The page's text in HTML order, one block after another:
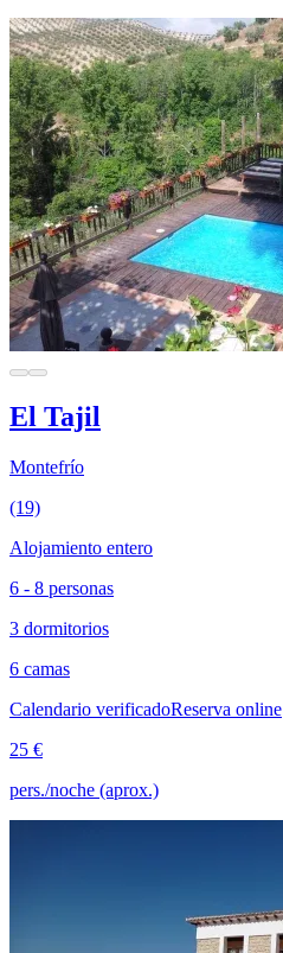
El Tajil
Montefrío
(19)
Alojamiento entero
6 - 8 personas
3 dormitorios
6 camas
Calendario verificadoReserva online
25 €
pers./noche (aprox.)